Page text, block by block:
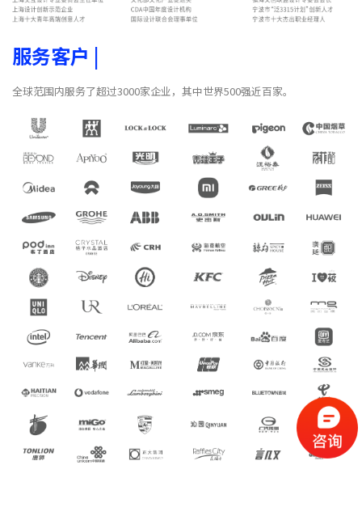
服务客户 |
全球范围内服务了超过3000家企业，其中世界500强近百家。